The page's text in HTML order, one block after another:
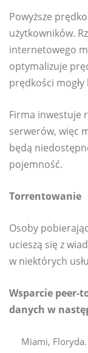
Powyższe
użytkowników.
internetowego
optymalizuje
prędkości
Firma inwestuje
serwerów, więc
będą
pojemność.
Torrentowanie
Osoby
ucieszą się z
w niektórych
Wsparcie peer-
danych w
Miami, Floryda.